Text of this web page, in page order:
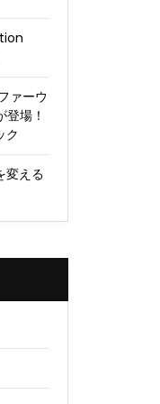
ァーウ
場！
ク
変える